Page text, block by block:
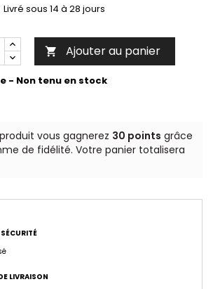
Livré sous 14 à 28 jours
 Ajouter au panier
- Non tenu en stock
vous gagnerez 30 points grâce
de fidélité. Votre panier totalisera
LIVRAISON